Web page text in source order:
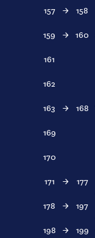
157 → 158
159
→ 160
161
162
163
→ 168
169
170
171
→ 177
178
→ 197
198 → 199